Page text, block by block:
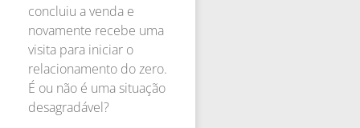
concluiu a venda e
novamente recebe uma
visita para iniciar o
relacionamento do zero.
É ou não é uma situação
desagradável?